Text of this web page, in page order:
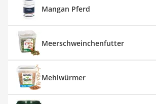
Mangan Pferd
Meerschweinchenfutter
Mehlwürmer